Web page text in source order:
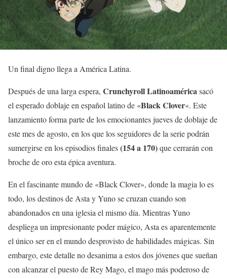
Un final digno llega a América Latina.
Después de una larga espera, Crunchyroll Latinoaméricasacó
el esperado doblaje en español latino de «Black Clover«. Este
lanzamiento forma parte de los emocionantes jueves de doblaje de
este mes de agosto, en los que los seguidores de la serie podrán
sumergirse en los episodios finales(154 a 170)que cerrarán con
broche de oro esta épica aventura.
En el fascinante mundo de «Black Clover», donde la magia lo es
todo, los destinos de Asta y Yuno se cruzan cuando son
abandonados en una iglesia el mismo día. Mientras Yuno
despliega un impresionante poder mágico, Asta es aparentemente
el único ser en el mundo desprovisto de habilidades mágicas. Sin
embargo, este detalle no desanima a estos dos jóvenes que sueñan
con alcanzar el puesto de Rey Mago, el mago más poderoso de